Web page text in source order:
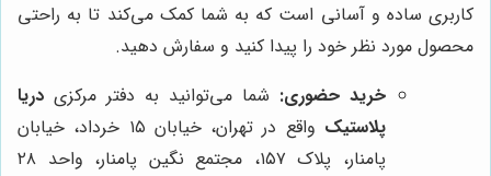
کاربری ساده و آسانی است که به شما کمک می‌کند تا به راحتی
محصول مورد نظر خود را پیدا کنید و سفارش دهید.
خرید حضوری: شما می‌توانید به دفتر مرکزی دریا
پلاستیک
واقع در تهران، خیابان ۱۵ خرداد، خیابان
پامنار، پلاک ۱۵۷، مجتمع نگین پامنار، واحد ۲۸